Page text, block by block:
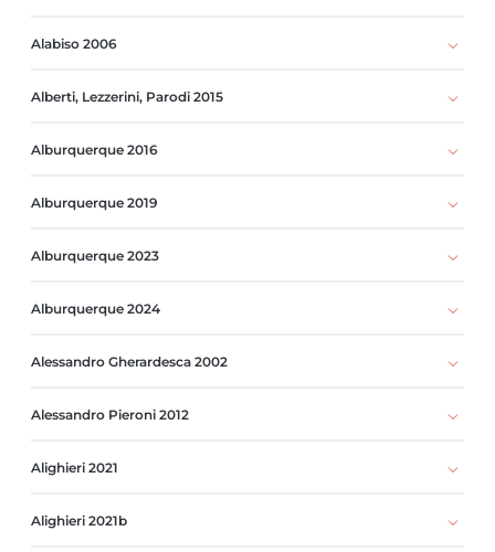
Alabiso 2006
Alberti, Lezzerini, Parodi 2015
Alburquerque 2016
Alburquerque 2019
Alburquerque 2023
Alburquerque 2024
Alessandro Gherardesca 2002
Alessandro Pieroni 2012
Alighieri 2021
Alighieri 2021b